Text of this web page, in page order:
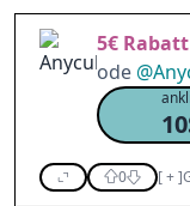
5€ Rabatt
ode @
0 [+]